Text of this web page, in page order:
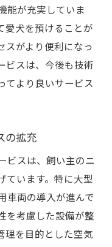
割
る工夫
合わせた柔軟性
明性
能が充実していま
愛犬を預けることが
スがより便利になっ
ビスは、今後も技術
てより良いサービス
の拡充
ビスは、飼い主のニ
ています。特に大型
車両の導入が進んで
を考慮した設備が整
理を目的とした空気